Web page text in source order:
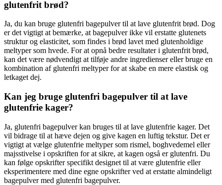
glutenfrit brød?
Ja, du kan bruge glutenfri bagepulver til at lave glutenfrit brød. Dog
er det vigtigt at bemærke, at bagepulver ikke vil erstatte glutenets
struktur og elasticitet, som findes i brød lavet med glutenholdige
meltyper som hvede. For at opnå bedre resultater i glutenfrit brød,
kan det være nødvendigt at tilføje andre ingredienser eller bruge en
kombination af glutenfri meltyper for at skabe en mere elastisk og
letkaget dej.
Kan jeg bruge glutenfri bagepulver til at lave
glutenfrie kager?
Ja, glutenfri bagepulver kan bruges til at lave glutenfrie kager. Det
vil bidrage til at hæve dejen og give kagen en luftig tekstur. Det er
vigtigt at vælge glutenfrie meltyper som rismel, boghvedemel eller
majsstivelse i opskriften for at sikre, at kagen også er glutenfri. Du
kan følge opskrifter specifikt designet til at være glutenfrie eller
eksperimentere med dine egne opskrifter ved at erstatte almindeligt
bagepulver med glutenfri bagepulver.